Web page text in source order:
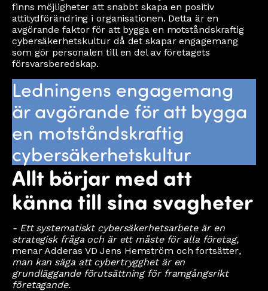
finns möjligheter att snabbt skapa en positiv
attitydförändring i organisationen. Detta är en
avgörande faktor för att bygga en motståndskraftig
cybersäkerhetskultur då det skapar engagemang
som gör personalen till en del av företagets
försvarsberedskap.
Ledningens engagemang
är avgörande för att bygga
en motståndskraftig
cybersäkerhetskultur
Allt börjar med att
känna till sina svagheter
- Ett systematiskt cybersäkerhetsarbete är en
strategisk fråga och är ett måste för alla företag,
menar Adderas VD Jens Hemström och fortsätter,
man kan säga att cybertrygghet är en
grundläggande förutsättning för framgångsrikt
företagande.